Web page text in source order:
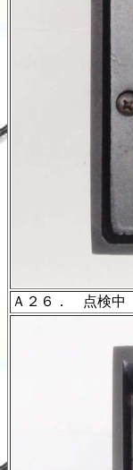
Ａ２６． 点検中